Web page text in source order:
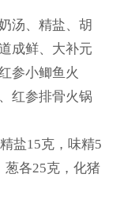
汤、精盐、胡
成鲜、大补元
参小鲫鱼火
红参排骨火锅
盐15克，味精5
葱各25克，化猪